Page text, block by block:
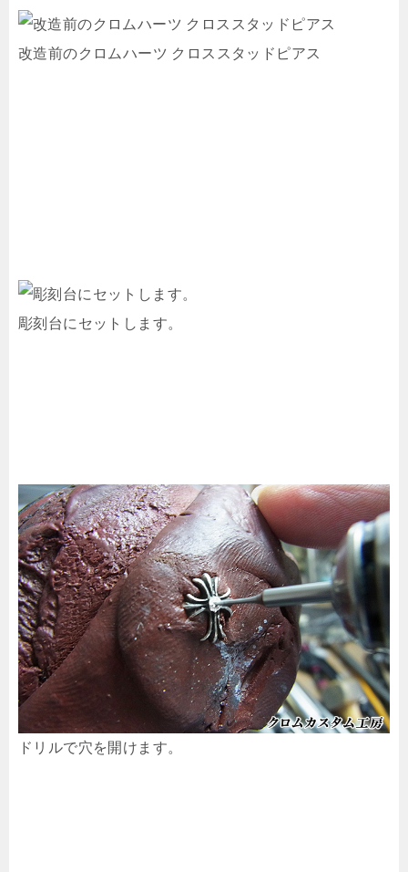
改造前のクロムハーツ クロススタッドピアス
彫刻台にセットします。
ドリルで穴を開けます。